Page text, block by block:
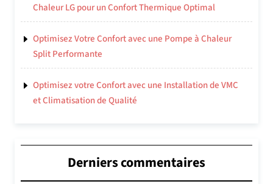
Chaleur LG pour un Confort Thermique Optimal
Optimisez Votre Confort avec une Pompe à Chaleur
Split Performante
Optimisez votre Confort avec une Installation de VMC
et Climatisation de Qualité
Derniers commentaires